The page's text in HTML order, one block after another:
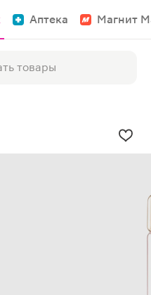
Аптека Магнит